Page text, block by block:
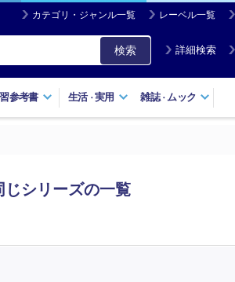
カテゴリ・ジャンル一覧 レーベル一覧
検索 詳細検索
参考書 生活・実用 雑誌・ ムック
シリーズの一覧